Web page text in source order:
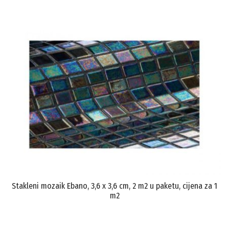
Stakleni mozaik Ebano, 3,6 x 3,6 cm, 2 m2 u paketu, cijena za 1
m2